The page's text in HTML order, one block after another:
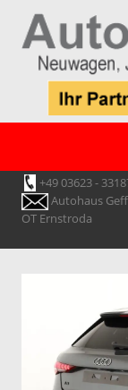
+49 03623 -
Autohaus
OT Ernstroda